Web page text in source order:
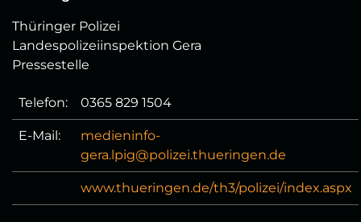
Thüringer Polizei
Landespolizeiinspektion Gera
Pressestelle
Telefon: 0365 829 1504
E-Mail:
medieninfo-
gera.lpig@polizei.thueringen.de
www.thueringen.de/th3/polizei/index.aspx